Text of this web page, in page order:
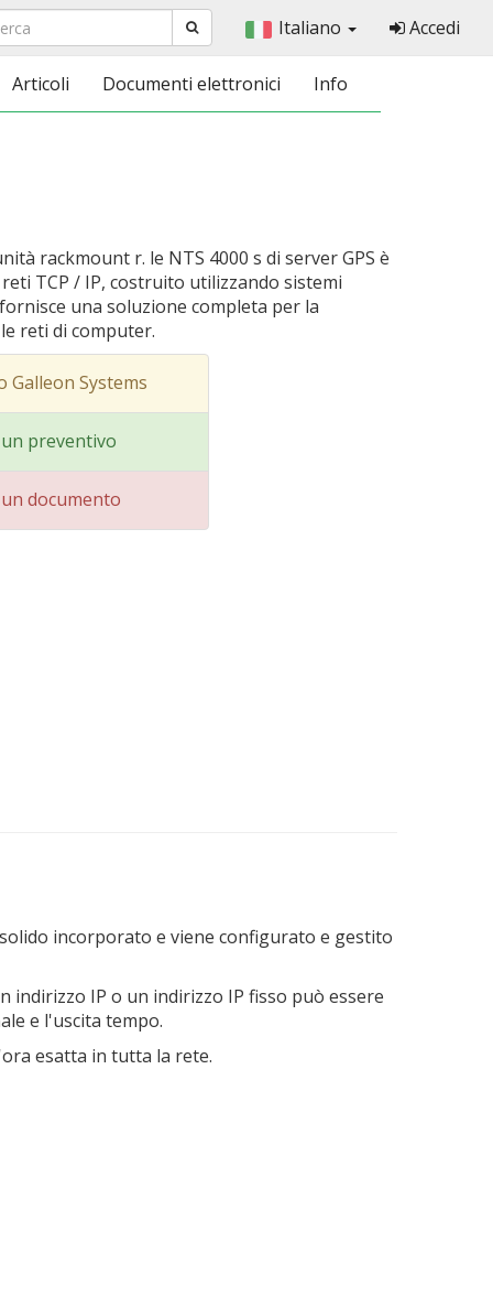
Italiano Accedi
Articoli Documenti elettronici Info
rackmount r. le NTS 4000 s di server GPS è
TCP / IP, costruito utilizzando sistemi
una soluzione completa per la
reti di computer.
Galleon Systems
preventivo
documento
incorporato e viene configurato e gestito
indirizzo IP o un indirizzo IP fisso può essere
e l'uscita tempo.
esatta in tutta la rete.